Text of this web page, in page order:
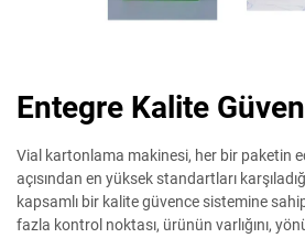
Entegre Kalite
Vial kartonlama makinesi, her bir paketin
açısından en yüksek standartları
kapsamlı bir kalite güvence sistemine
fazla kontrol noktası, ürünün varlığını,